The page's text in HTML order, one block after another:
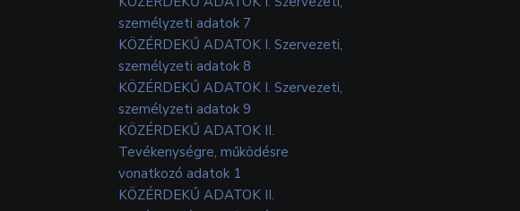
személyzeti adatok 7
KÖZÉRDEKŰ ADATOK I. Szervezeti,
személyzeti adatok 8
KÖZÉRDEKŰ ADATOK I. Szervezeti,
személyzeti adatok 9
KÖZÉRDEKŰ ADATOK II.
Tevékenységre, működésre
vonatkozó adatok 1
KÖZÉRDEKŰ ADATOK II.